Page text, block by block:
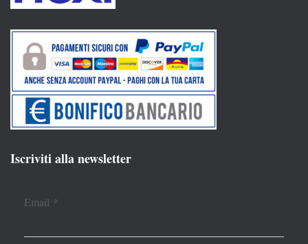
Iscriviti alla newsletter
Email *